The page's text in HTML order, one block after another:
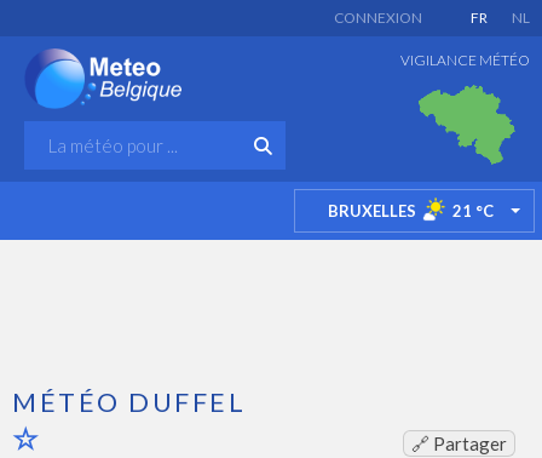
FR NL
CONNEXION
VIGILANCE MÉTÉO
BRUXELLES 21 °C
MÉTÉO DUFFEL
🔗 Partager